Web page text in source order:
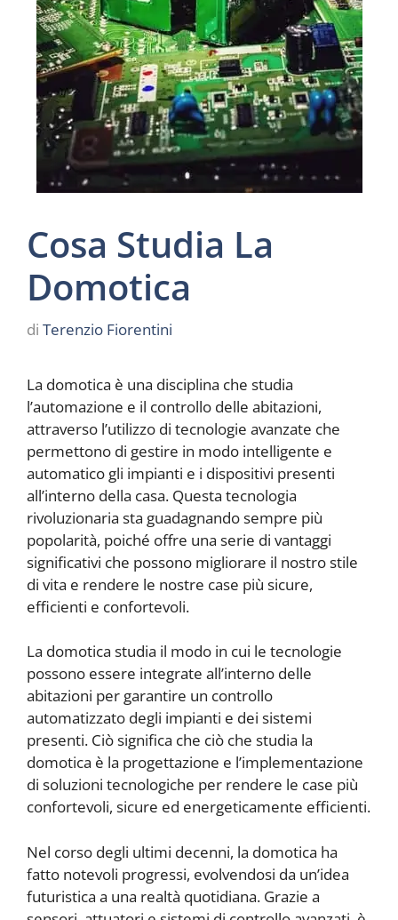
Cosa Studia La
Domotica
di Terenzio Fiorentini
La domotica è una disciplina che studia
l’automazione e il controllo delle abitazioni,
attraverso l’utilizzo di tecnologie avanzate che
permettono di gestire in modo intelligente e
automatico gli impianti e i dispositivi presenti
all’interno della casa. Questa tecnologia
rivoluzionaria sta guadagnando sempre più
popolarità, poiché offre una serie di vantaggi
significativi che possono migliorare il nostro stile
di vita e rendere le nostre case più sicure,
efficienti e confortevoli.
La domotica studia il modo in cui le tecnologie
possono essere integrate all’interno delle
abitazioni per garantire un controllo
automatizzato degli impianti e dei sistemi
presenti. Ciò significa che ciò che studia la
domotica è la progettazione e l’implementazione
di soluzioni tecnologiche per rendere le case più
confortevoli, sicure ed energeticamente efficienti.
Nel corso degli ultimi decenni, la domotica ha
fatto notevoli progressi, evolvendosi da un’idea
futuristica a una realtà quotidiana. Grazie a